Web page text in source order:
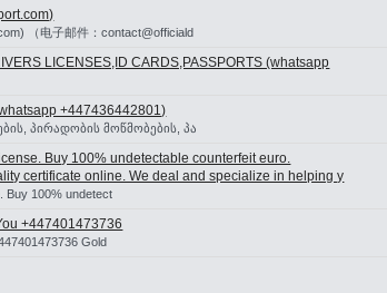
（电子邮件：contact@officiald
LICENSES,ID CARDS,PASSPORTS (‪whatsapp
+447436442801)
პირადობის მოწმობების, პა
Buy 100% undetectable counterfeit euro.
certificate online. We deal and specialize in helping y
Buy 100% undetect
+447401473736
Gold